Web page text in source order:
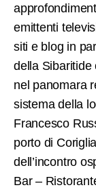
emittenti
siti e blog in
della Sibaritide
nel panomara
sistema della
Francesco
porto di
dell’incontro
Bar –